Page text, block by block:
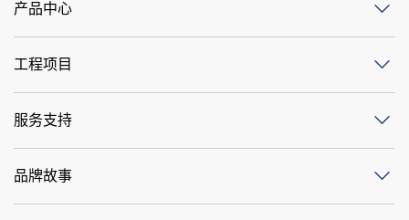
产品中心
工程项目
服务支持
品牌故事